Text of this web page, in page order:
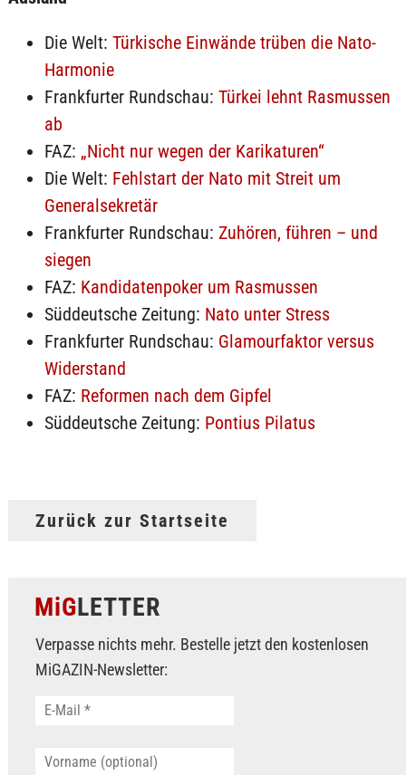
Die Welt: Türkische Einwände trüben die Nato-
Harmonie
Frankfurter Rundschau: Türkei lehnt Rasmussen
ab
FAZ: „Nicht nur wegen der Karikaturen“
Die Welt: Fehlstart der Nato mit Streit um
Generalsekretär
Frankfurter Rundschau: Zuhören, führen – und
siegen
FAZ: Kandidatenpoker um Rasmussen
Süddeutsche Zeitung: Nato unter Stress
Frankfurter Rundschau: Glamourfaktor versus
Widerstand
FAZ: Reformen nach dem Gipfel
Süddeutsche Zeitung: Pontius Pilatus
Zurück zur Startseite
MiGLETTER
Verpasse nichts mehr. Bestelle jetzt den kostenlosen
MiGAZIN-Newsletter: